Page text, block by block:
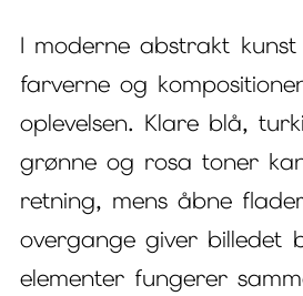
I moderne abstrakt
farverne og
oplevelsen. Klare blå,
grønne og rosa toner
retning, mens åbne
overgange giver billedet
elementer fungerer